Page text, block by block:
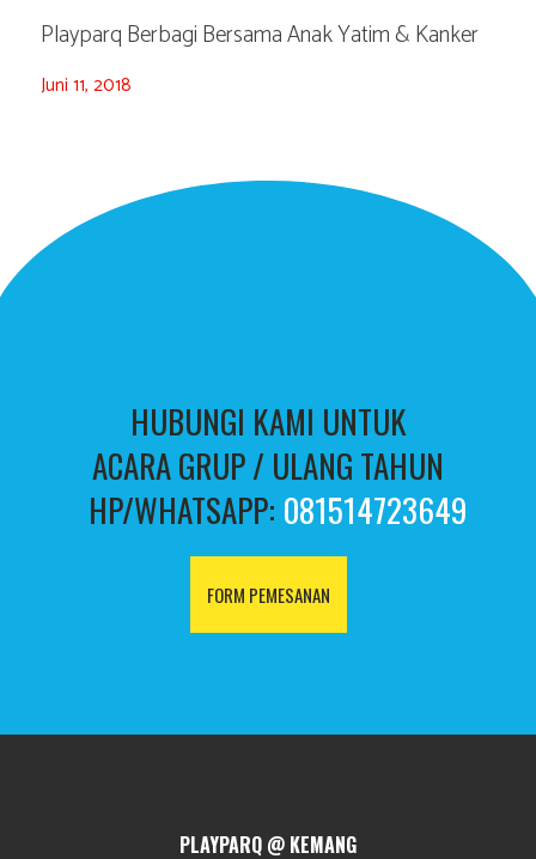
Playparq Berbagi Bersama Anak Yatim & Kanker
Juni 11, 2018
HUBUNGI KAMI UNTUK
ACARA GRUP / ULANG TAHUN
HP/WHATSAPP: 081514723649
FORM PEMESANAN
PLAYPARQ @ KEMANG